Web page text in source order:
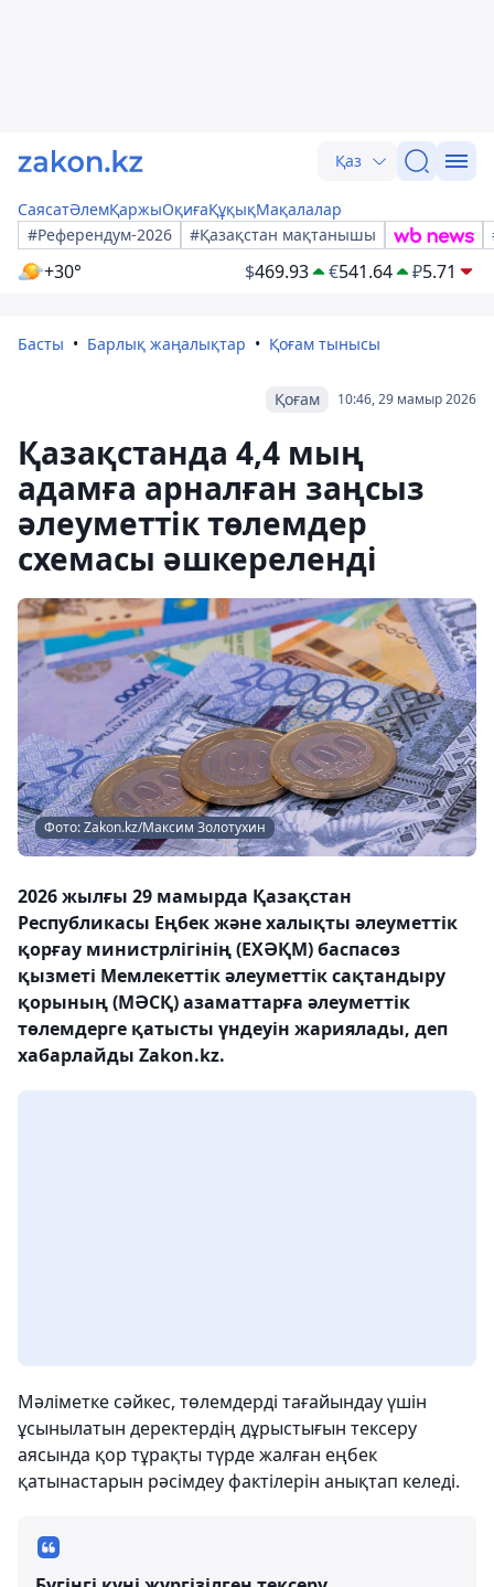
Қаз
СаясатӘлемҚаржыОқиғаҚұқықМақалалар
#Референдум-2026
#Қазақстан мақтанышы
+30° $469.93 €541.64 ₽5.71
Басты Барлық жаңалықтар Қоғам тынысы
10:46, 29 мамыр 2026
Қоғам
Қазақстанда 4,4 мың
адамға арналған заңсыз
әлеуметтік төлемдер
схемасы әшкереленді
Фото: Zakon.kz/Максим Золотухин
2026 жылғы 29 мамырда Қазақстан
Республикасы Еңбек және халықты әлеуметтік
қорғау министрлігінің (ЕХӘҚМ) баспасөз
қызметі Мемлекеттік әлеуметтік сақтандыру
қорының (МӘСҚ) азаматтарға әлеуметтік
төлемдерге қатысты үндеуін жариялады, деп
хабарлайды Zakon.kz.
Мәліметке сәйкес, төлемдерді тағайындау үшін
ұсынылатын деректердің дұрыстығын тексеру
аясында қор тұрақты түрде жалған еңбек
қатынастарын рәсімдеу фактілерін анықтап келеді.